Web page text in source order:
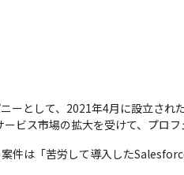
ーとして、2021年4月に設立され
ビス市場の拡大を受けて、プロ
件は「苦労して導入した